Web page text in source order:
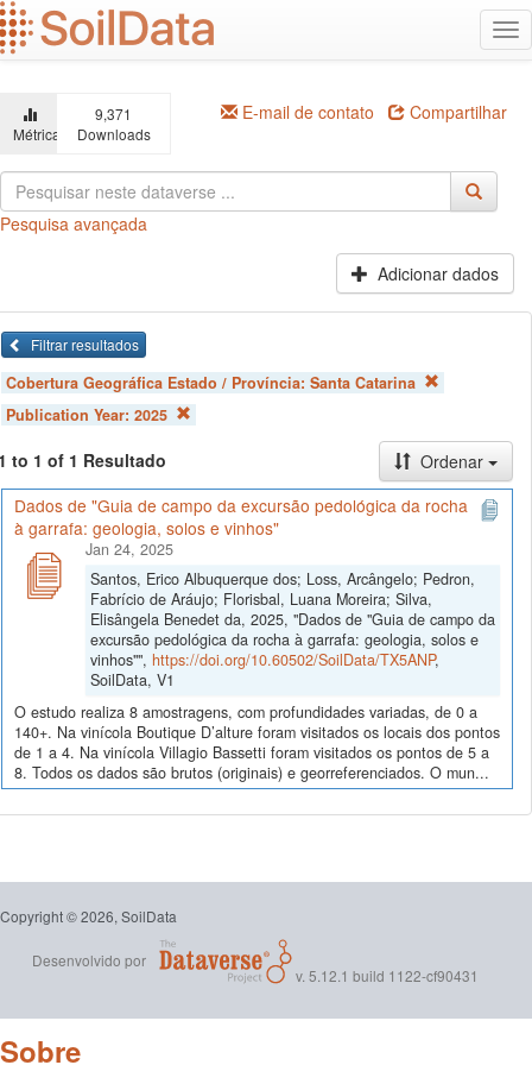
Ir
para
o
principal
Métricas
9,371
Downloads
E-mail de contato Compartilhar
Pesquisa avançada
Adicionar dados
Filtrar resultados
Cobertura Geográfica Estado / Província: Santa Catarina
Publication Year: 2025
to 1 of 1 Resultado
Ordenar
Dados de "Guia de campo da excursão pedológica da rocha
à garrafa: geologia, solos e vinhos"
Jan 24, 2025
Santos, Erico Albuquerque dos; Loss, Arcângelo; Pedron,
Fabrício de Aráujo; Florisbal, Luana Moreira; Silva,
Elisângela Benedet da, 2025, "Dados de "Guia de campo da
excursão pedológica da rocha à garrafa: geologia, solos e
vinhos"", https://doi.org/10.60502/SoilData/TX5ANP,
SoilData, V1
O estudo realiza 8 amostragens, com profundidades variadas, de 0 a
140+. Na vinícola Boutique D’alture foram visitados os locais dos pontos
de 1 a 4. Na vinícola Villagio Bassetti foram visitados os pontos de 5 a
8. Todos os dados são brutos (originais) e georreferenciados. O mun...
Copyright © 2026, SoilData
Desenvolvido por
v. 5.12.1 build 1122-cf90431
Sobre